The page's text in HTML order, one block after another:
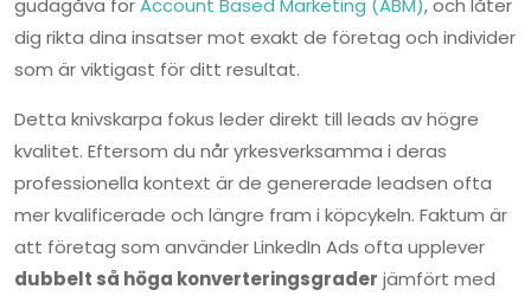
dig rikta dina insatser mot exakt de företag och individer
som är viktigast för ditt resultat.
Detta knivskarpa fokus leder direkt till leads av högre
kvalitet. Eftersom du når yrkesverksamma i deras
professionella kontext är de genererade leadsen ofta
mer kvalificerade och längre fram i köpcykeln. Faktum är
att företag som använder LinkedIn Ads ofta upplever
dubbelt så höga konverteringsgrader jämfört med